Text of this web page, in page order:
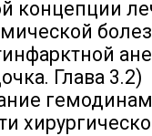
концепции
Глава 3.2)